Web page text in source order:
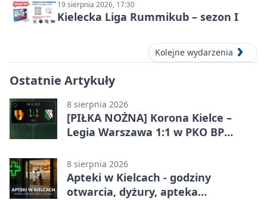
19 sierpnia 2026, 17:30
Kielecka Liga Rummikub – sezon I
Kolejne wydarzenia
Ostatnie Artykuły
8 sierpnia 2026
[PIŁKA NOŻNA] Korona Kielce –
Legia Warszawa 1:1 w PKO BP
zatrzymali lidera
8 sierpnia 2026
Apteki w Kielcach - godziny
otwarcia, dyżury, apteka